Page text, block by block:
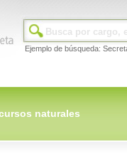
Ejemplo de búsqueda:
naturales